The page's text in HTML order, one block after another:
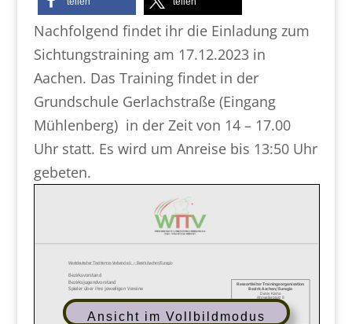
Nachfolgend findet ihr die Einladung zum
Sichtungstraining am 17.12.2023 in
Aachen. Das Training findet in der
Grundschule Gerlachstraße (Eingang
Mühlenberg) in der Zeit von 14 – 17.00
Uhr statt. Es wird um Anreise bis 13:50 Uhr
gebeten.
Ansicht im Vollbildmodus